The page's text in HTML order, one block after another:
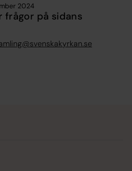
2024
frågor på sidans